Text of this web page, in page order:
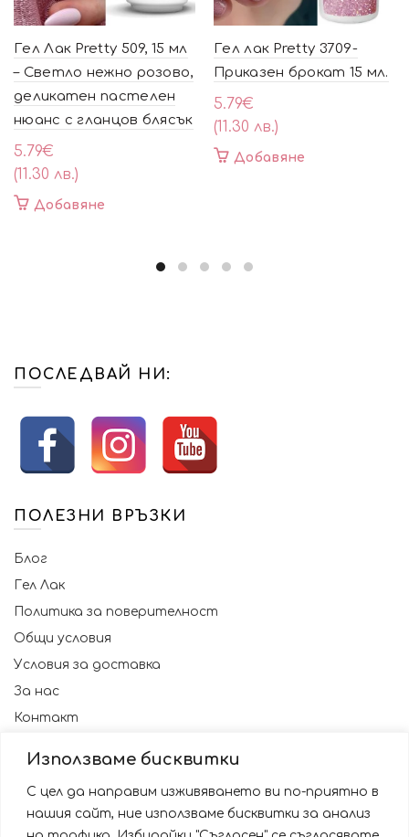
Използваме бисквитки
С цел да направим изживяването ви по-приятно в
нашия сайт, ние използваме бисквитки за анализ
Гел Лак Pretty 509, 15 мл
– Светло нежно розово,
деликатен пастелен
нюанс с гланцов блясък
5.79€
(11.30 лв.)
Добавяне
Гел лак Pretty 3709-
Приказен брокат 15 мл.
5.79€
(11.30 лв.)
Добавяне
ПОСЛЕДВАЙ НИ:
ПОЛЕЗНИ ВРЪЗКИ
Блог
Гел Лак
Политика за поверителност
Общи условия
Условия за доставка
За нас
Контакт